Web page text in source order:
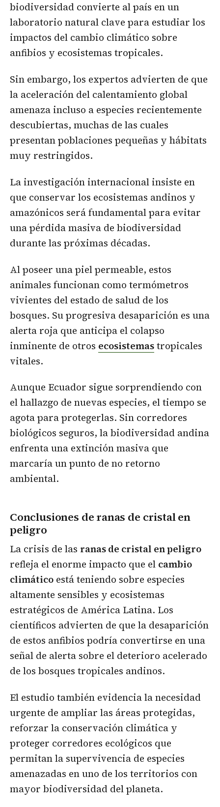
biodiversidad convierte al país en un
laboratorio natural clave para estudiar los
impactos del cambio climático sobre
anfibios y ecosistemas tropicales.
Sin embargo, los expertos advierten de que
la aceleración del calentamiento global
amenaza incluso a especies recientemente
descubiertas, muchas de las cuales
presentan poblaciones pequeñas y hábitats
muy restringidos.
La investigación internacional insiste en
que conservar los ecosistemas andinos y
amazónicos será fundamental para evitar
una pérdida masiva de biodiversidad
durante las próximas décadas.
Al poseer una piel permeable, estos
animales funcionan como termómetros
vivientes del estado de salud de los
bosques. Su progresiva desaparición es una
alerta roja que anticipa el colapso
inminente de otros ecosistemastropicales
vitales.
Aunque Ecuador sigue sorprendiendo con
el hallazgo de nuevas especies, el tiempo se
agota para protegerlas. Sin corredores
biológicos seguros, la biodiversidad andina
enfrenta una extinción masiva que
marcaría un punto de no retorno
ambiental.
Conclusiones de ranas de cristal en
peligro
La crisis de las ranas de cristal en peligro
refleja el enorme impacto que el cambio
climático está teniendo sobre especies
altamente sensibles y ecosistemas
estratégicos de América Latina. Los
científicos advierten de que la desaparición
de estos anfibios podría convertirse en una
señal de alerta sobre el deterioro acelerado
de los bosques tropicales andinos.
El estudio también evidencia la necesidad
urgente de ampliar las áreas protegidas,
reforzar la conservación climática y
proteger corredores ecológicos que
permitan la supervivencia de especies
amenazadas en uno de los territorios con
mayor biodiversidad del planeta.